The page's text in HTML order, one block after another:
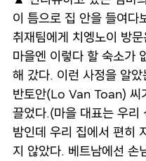
이 틈으로 집 안을 들여다
취재팀에게 치엥노이 방
마을엔 이렇다 할 숙소가
해 갔다. 이런 사정을 알
반토안(Lo Van Toan) 씨
끌었다.(마을 대표는 우리
밤인데 우리 집에서 편히
지 않았다. 베트남에선 손